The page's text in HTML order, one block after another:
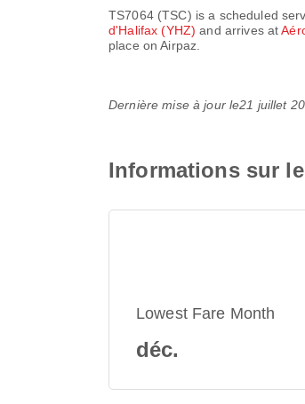
TS7064(TSC) is a scheduled
d'Halifax (YHZ)and arrives at
place on Airpaz.
Dernière mise à jour le21 juillet
Informations sur
Lowest Fare Month
déc.